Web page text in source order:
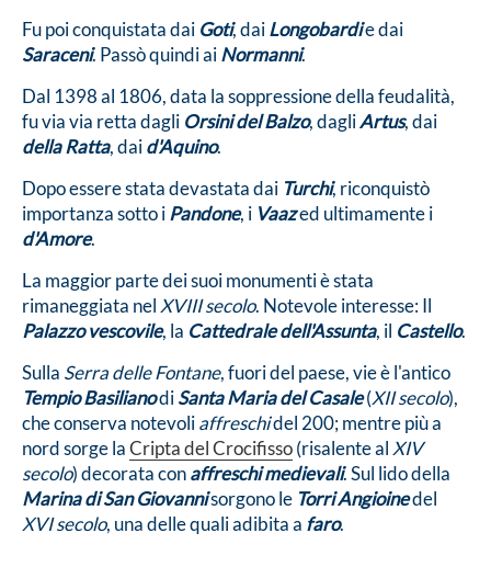
Fu poi conquistata dai Goti, daiLongobardie dai
Saraceni. Passò quindi aiNormanni.
Dal 1398 al 1806, data la soppressione della feudalità,
fu via via retta dagli Orsini del Balzo, dagliArtus, dai
della Ratta, daid'Aquino.
Dopo essere stata devastata dai Turchi, riconquistò
importanza sotto i Pandone, i Vaazed ultimamente i
d'Amore.
La maggior parte dei suoi monumenti è stata
rimaneggiata nel XVIII secolo. Notevole interesse: Il
Palazzo vescovile, la Cattedrale dell'Assunta, il Castello.
Sulla Serra delle Fontane, fuori del paese, vie è l'antico
Tempio BasilianodiSanta Maria del Casale(XII secolo),
che conserva notevoliaffreschidel 200; mentre più a
nord sorge laCripta del Crocifisso(risalente al XIV
secolo) decorata conaffreschi medievali. Sul lido della
Marina di San Giovannisorgono le Torri Angioinedel
XVI secolo, una delle quali adibita a faro.